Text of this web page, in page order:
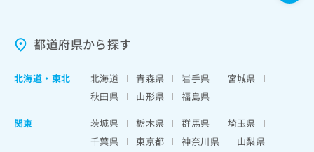
都道府県から探す
北海道 ・ 東北 北海道 青森県 岩手県
宮城県
秋田県
山形県
福島県
関東
茨城県 栃木県 群馬県
埼玉県
千葉県
東京都 神奈川県
山梨県